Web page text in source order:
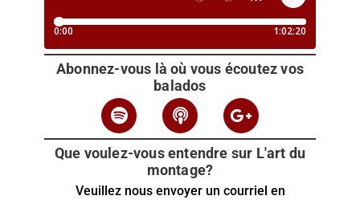
Abonnez-vous là où vous écoutez vos
balados
Que voulez-vous entendre sur L'art du
montage?
Veuillez nous envoyer un courriel en